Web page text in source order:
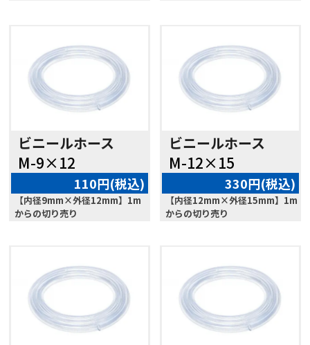
ビニールホース
M-9×12
110円(税込)
【内径9mm×外径12mm】1m
からの切り売り
ビニールホース
M-12×15
330円(税込)
【内径12mm×外径15mm】1m
からの切り売り